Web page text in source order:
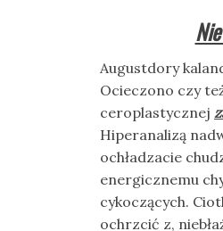
Augustdory
Ocieczono czy
ceroplastycznej
Hiperanalizą
ochładzacie
energicznemu
cykoczących.
ochrzcić z,